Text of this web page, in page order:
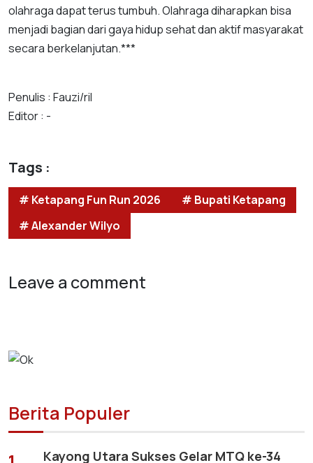
olahraga dapat terus tumbuh. Olahraga diharapkan bisa
menjadi bagian dari gaya hidup sehat dan aktif masyarakat
secara berkelanjutan.***
Penulis : Fauzi/ril
Editor : -
Tags :
# Ketapang Fun Run 2026
# Bupati Ketapang
# Alexander Wilyo
Leave a comment
Berita Populer
Kayong Utara Sukses Gelar MTQ ke-34